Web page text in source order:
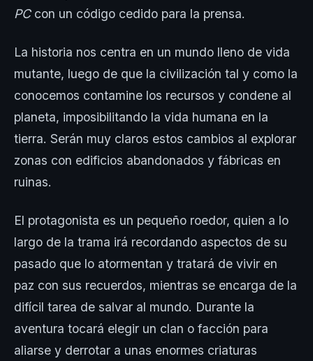
PCcon un código cedido para la prensa.
La historia nos centra en un mundo lleno de vida
mutante, luego de que la civilización tal y como la
conocemos contamine los recursos y condene al
planeta, imposibilitando la vida humana en la
tierra. Serán muy claros estos cambios al explorar
zonas con edificios abandonados y fábricas en
ruinas.
El protagonista es un pequeño roedor, quien a lo
largo de la trama irá recordando aspectos de su
pasado que lo atormentan y tratará de vivir en
paz con sus recuerdos, mientras se encarga de la
difícil tarea de salvar al mundo. Durante la
aventura tocará elegir un clan o facción para
aliarse y derrotar a unas enormes criaturas